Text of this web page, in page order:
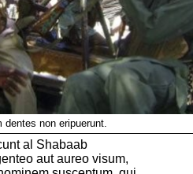
non eripuerunt.
al Shabaab
aut aureo visum,